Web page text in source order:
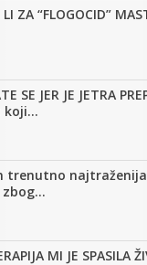
LI ZA “FLOGOCID”
SE JER JE JETRA
koji…
trenutno
zbog…
MI JE SPASILA